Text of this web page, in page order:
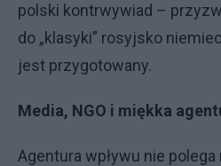
polski kontrwywiad –
do „klasyki” rosyjsko
jest przygotowany.
Media, NGO i miękka
Agentura wpływu nie